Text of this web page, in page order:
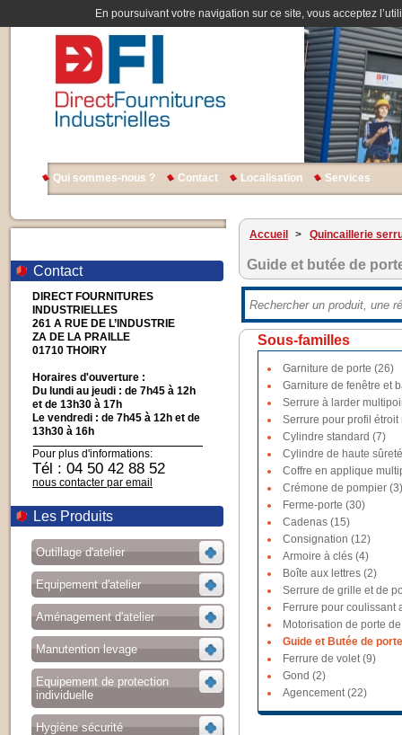
En poursuivant votre navigation sur ce site, vous acceptez
Qui sommes-nous ? Contact Localisation Services
Contact
DIRECT FOURNITURES
INDUSTRIELLES
261 A RUE DE L’INDUSTRIE
ZA DE LA PRAILLE
01710 THOIRY
Horaires d'ouverture :
Du lundi au jeudi : de 7h45 à 12h
et de 13h30 à 17h
Le vendredi : de 7h45 à 12h et de
13h30 à 16h
Pour plus d'informations:
Tél : 04 50 42 88 52
nous contacter par email
Les Produits
Outillage d'atelier
Equipement d'atelier
Aménagement d'atelier
Manutention levage
Equipement de protection
individuelle
Hygiène sécurité
Accueil > Quincaillerie
Guide et butée de
Sous-familles
Garniture de porte (26)
Garniture de fenêtre et
Serrure à larder
Serrure pour profil étroit
Cylindre standard (7)
Cylindre de haute
Coffre en applique
Crémone de pompier (3)
Ferme-porte (30)
Cadenas (15)
Consignation (12)
Armoire à clés (4)
Boîte aux lettres (2)
Serrure de grille et de
Ferrure pour coulissant
Motorisation de porte
Guide et Butée de
Ferrure de volet (9)
Gond (2)
Agencement (22)